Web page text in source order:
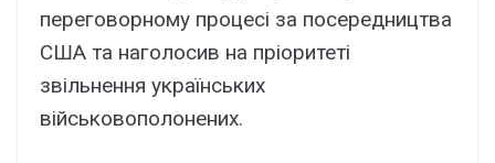
переговорному процесі за посередництва
США та наголосив на пріоритеті
звільнення українських
військовополонених.